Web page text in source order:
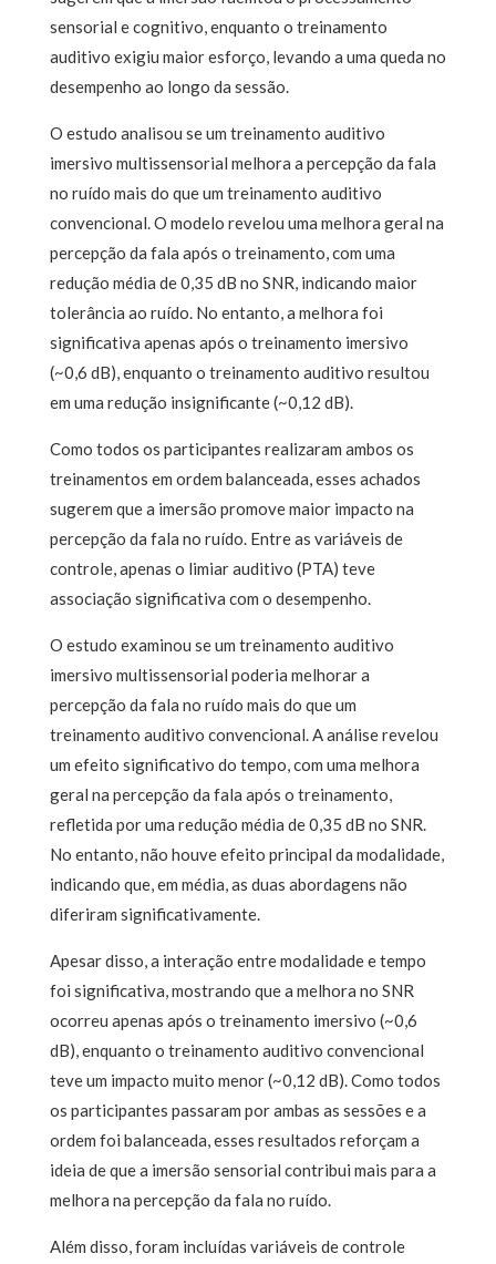
sensorial e cognitivo, enquanto o treinamento
auditivo exigiu maior esforço, levando a uma queda no
desempenho ao longo da sessão.
O estudo analisou se um treinamento auditivo
imersivo multissensorial melhora a percepção da fala
no ruído mais do que um treinamento auditivo
convencional. O modelo revelou uma melhora geral na
percepção da fala após o treinamento, com uma
redução média de 0,35 dB no SNR, indicando maior
tolerância ao ruído. No entanto, a melhora foi
significativa apenas após o treinamento imersivo
(~0,6 dB), enquanto o treinamento auditivo resultou
em uma redução insignificante (~0,12 dB).
Como todos os participantes realizaram ambos os
treinamentos em ordem balanceada, esses achados
sugerem que a imersão promove maior impacto na
percepção da fala no ruído. Entre as variáveis de
controle, apenas o limiar auditivo (PTA) teve
associação significativa com o desempenho.
O estudo examinou se um treinamento auditivo
imersivo multissensorial poderia melhorar a
percepção da fala no ruído mais do que um
treinamento auditivo convencional. A análise revelou
um efeito significativo do tempo, com uma melhora
geral na percepção da fala após o treinamento,
refletida por uma redução média de 0,35 dB no SNR.
No entanto, não houve efeito principal da modalidade,
indicando que, em média, as duas abordagens não
diferiram significativamente.
Apesar disso, a interação entre modalidade e tempo
foi significativa, mostrando que a melhora no SNR
ocorreu apenas após o treinamento imersivo (~0,6
dB), enquanto o treinamento auditivo convencional
teve um impacto muito menor (~0,12 dB). Como todos
os participantes passaram por ambas as sessões e a
ordem foi balanceada, esses resultados reforçam a
ideia de que a imersão sensorial contribui mais para a
melhora na percepção da fala no ruído.
Além disso, foram incluídas variáveis de controle